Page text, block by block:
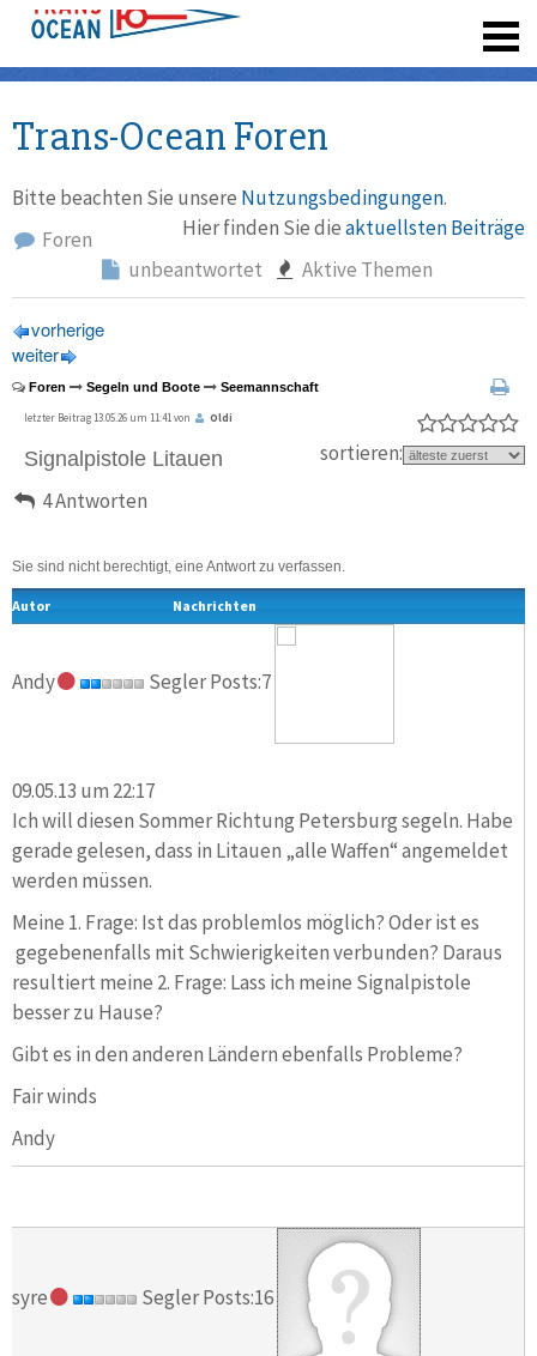
Trans-Ocean Foren
Bitte beachten Sie unsere Nutzungsbedingungen.
Hier finden Sie dieaktuellsten Beiträge
Foren
unbeantwortet
Aktive Themen
vorherige
weiter
Foren Segeln und Boote Seemannschaft
letzter Beitrag 13.05.26 um 11:41 von Oldi
Signalpistole Litauen
4 Antworten
sortieren:
Sie sind nicht berechtigt, eine Antwort zu verfassen.
Autor Nachrichten
Andy Segler Posts:7
09.05.13 um 22:17
Ich will diesen Sommer Richtung Petersburg segeln. Habe
gerade gelesen, dass in Litauen „alle Waffen“ angemeldet
werden müssen.
Meine 1. Frage: Ist das problemlos möglich? Oder ist es
gegebenenfalls mit Schwierigkeiten verbunden? Daraus
resultiert meine 2. Frage: Lass ich meine Signalpistole
besser zu Hause?
Gibt es in den anderen Ländern ebenfalls Probleme?
Fair winds
Andy
syre Segler Posts:16